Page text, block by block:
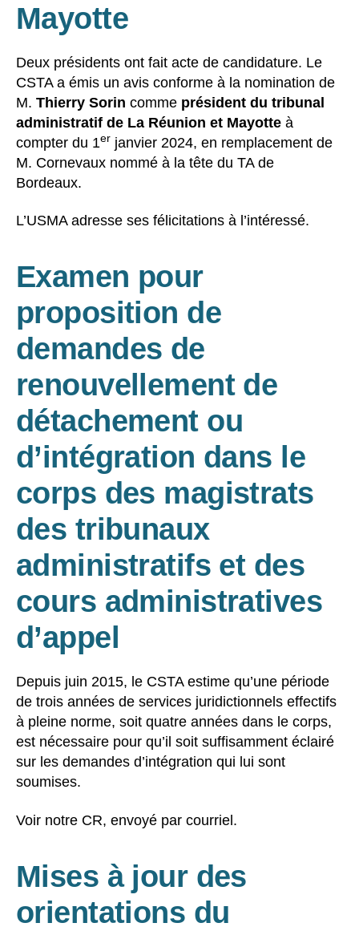
Mayotte
Deux présidents ont fait acte de candidature. Le
CSTA a émis un avis conforme à la nomination de
M. Thierry Sorin comme président du tribunal
administratif de La Réunion et Mayotte à
compter du 1er janvier 2024, en remplacement de
M. Cornevaux nommé à la tête du TA de
Bordeaux.
L’USMA adresse ses félicitations à l’intéressé.
Examen pour
proposition de
demandes de
renouvellement de
détachement ou
d’intégration dans le
corps des magistrats
des tribunaux
administratifs et des
cours administratives
d’appel
Depuis juin 2015, le CSTA estime qu’une période
de trois années de services juridictionnels effectifs
à pleine norme, soit quatre années dans le corps,
est nécessaire pour qu’il soit suffisamment éclairé
sur les demandes d’intégration qui lui sont
soumises.
Voir notre CR, envoyé par courriel.
Mises à jour des
orientations du